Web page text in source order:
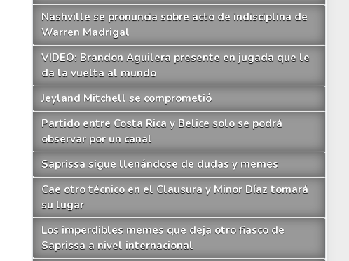
Nashville se pronuncia sobre acto de indisciplina de
Warren Madrigal
VIDEO: Brandon Aguilera presente en jugada que le
da la vuelta al mundo
Jeyland Mitchell se comprometió
Partido entre Costa Rica y Belice solo se podrá
observar por un canal
Saprissa sigue llenándose de dudas y memes
Cae otro técnico en el Clausura y Minor Díaz tomará
su lugar
Los imperdibles memes que deja otro fiasco de
Saprissa a nivel internacional